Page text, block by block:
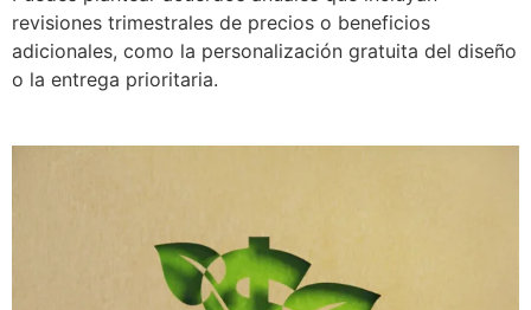
revisiones trimestrales de precios o beneficios
adicionales, como la personalización gratuita del diseño
o la entrega prioritaria.